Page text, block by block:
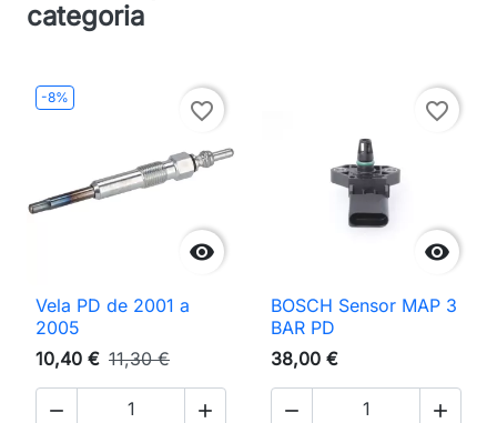
categoria
-8%

favorite_border
Vela PD de 2001 a
2005
10,40 € 11,30 €
 

favorite_border
BOSCH Sensor MAP 3
BAR PD
38,00 €
 